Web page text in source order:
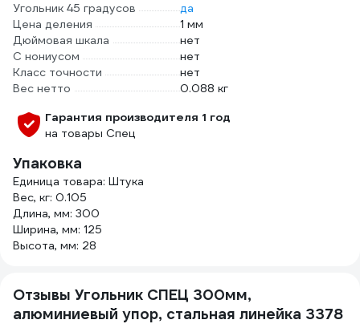
Угольник 45 градусов
да
Цена деления
1 мм
Дюймовая шкала
нет
С нониусом
нет
Класс точности
нет
Вес нетто
0.088 кг
Гарантия производителя 1 год
на товары Спец
Упаковка
Единица товара: Штука
Вес, кг: 0.105
Длина, мм: 300
Ширина, мм: 125
Высота, мм: 28
Отзывы Угольник СПЕЦ 300мм,
алюминиевый упор, стальная линейка 3378